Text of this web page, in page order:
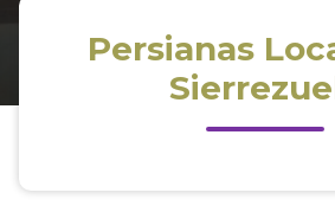
Persianas